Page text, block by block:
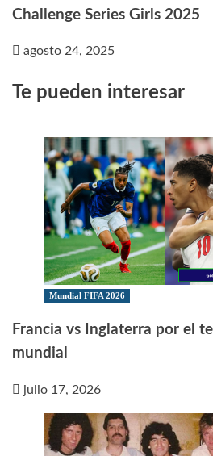
Challenge Series Girls 2025
agosto 24, 2025
Te pueden interesar
Mundial FIFA 2026
Francia vs Inglaterra por el
mundial
julio 17, 2026